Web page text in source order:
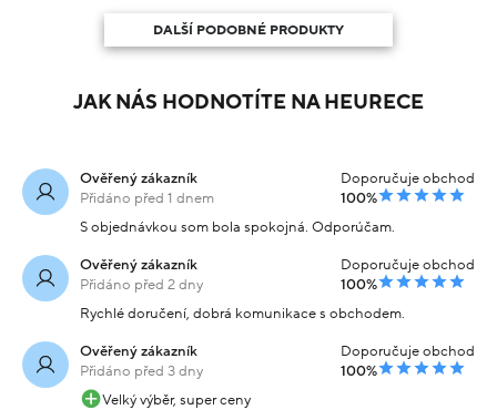
DALŠÍ PODOBNÉ PRODUKTY
JAK NÁS HODNOTÍTE NA HEURECE
Ověřený zákazník
Přidáno před 1 dnem
Doporučuje obchod
100%
S objednávkou som bola spokojná. Odporúčam.
Ověřený zákazník
Přidáno před 2 dny
Doporučuje obchod
100%
Rychlé doručení, dobrá komunikace s obchodem.
Ověřený zákazník
Přidáno před 3 dny
Doporučuje obchod
100%
Velký výběr, super ceny